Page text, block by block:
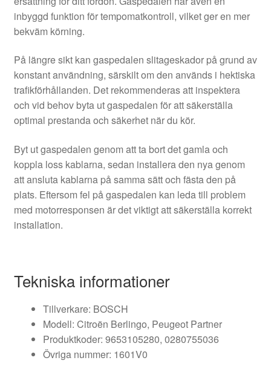
inbyggd funktion för tempomatkontroll, vilket ger en mer
bekväm körning.
På längre sikt kan gaspedalen slitageskador på grund av
konstant användning, särskilt om den används i hektiska
trafikförhållanden. Det rekommenderas att inspektera
och vid behov byta ut gaspedalen för att säkerställa
optimal prestanda och säkerhet när du kör.
Byt ut gaspedalen genom att ta bort det gamla och
koppla loss kablarna, sedan installera den nya genom
att ansluta kablarna på samma sätt och fästa den på
plats. Eftersom fel på gaspedalen kan leda till problem
med motorresponsen är det viktigt att säkerställa korrekt
installation.
Tekniska informationer
Tillverkare: BOSCH
Modell: Citroën Berlingo, Peugeot Partner
Produktkoder: 9653105280, 0280755036
Övriga nummer: 1601V0